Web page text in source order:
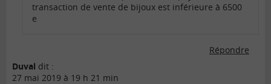
transaction de vente de bijoux est inférieure à 6500
e
Répondre
Duval dit :
27 mai 2019 à 19 h 21 min